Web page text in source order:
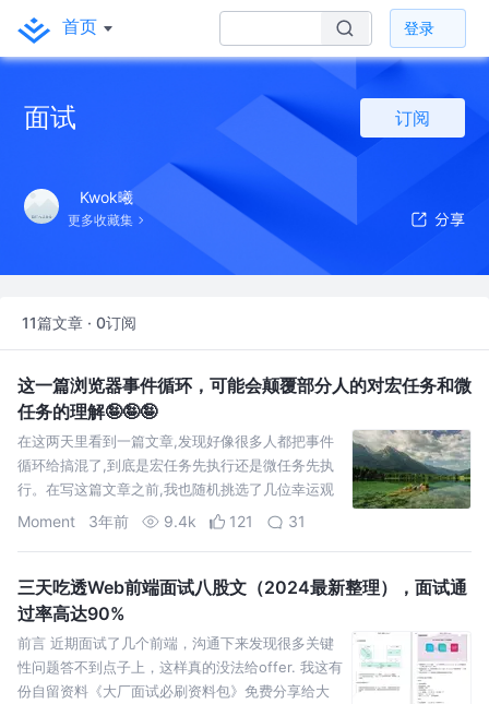
首页 登录
面试 订阅
Kwok曦
更多收藏集
11篇文章 · 0订阅
这一篇浏览器事件循环，可能会颠覆部分人的对宏任务和微
任务的理解🤪🤪🤪
在这两天里看到一篇文章,发现好像很多人都把事件
循环给搞混了,到底是宏任务先执行还是微任务先执
行。在写这篇文章之前,我也随机挑选了几位幸运观
众来问这个问题,好像大多都是说微任务先执行。
Moment 3年前 9.4k 121 31
三天吃透Web前端面试八股文（2024最新整理），面试通
过率高达90%
前言 近期面试了几个前端，沟通下来发现很多关键
性问题答不到点子上，这样真的没法给offer. 我这有
份自留资料《大厂面试必刷资料包》免费分享给大